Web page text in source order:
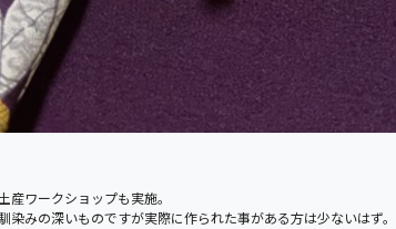
産ワークショップも実施。
染みの深いものですが実際に作られた事がある方は少ないはず。